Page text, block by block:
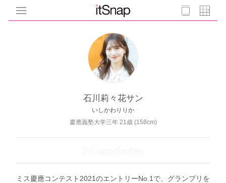
石川莉々花サン
いしかわりりか
慶應義塾大学三年 21歳 (158cm)
2 Coordinates
ミス慶應コンテスト2021のエントリーNo.1で、グランプリを